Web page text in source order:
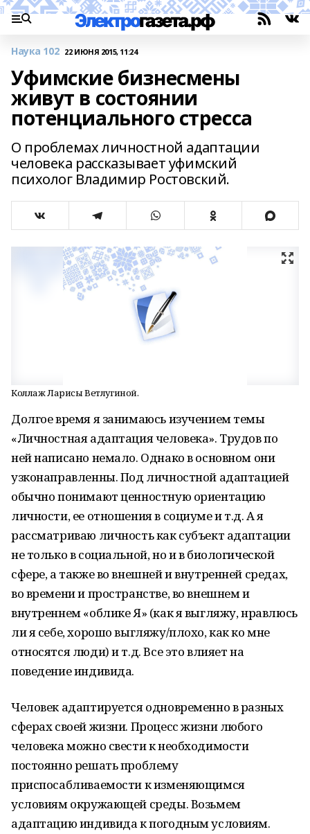
Наука 102 22 ИЮНЯ 2015, 11:24
Уфимские бизнесмены
живут в состоянии
потенциального стресса
О проблемах личностной адаптации
человека рассказывает уфимский
психолог Владимир Ростовский.
Коллаж Ларисы Ветлугиной.
Долгое время я занимаюсь изучением темы
«Личностная адаптация человека». Трудов по
ней написано немало. Однако в основном они
узконаправленны. Под личностной адаптацией
обычно понимают ценностную ориентацию
личности, ее отношения в социуме и т.д. А я
рассматриваю личность как субъект адаптации
не только в социальной, но и в биологической
сфере, а также во внешней и внутренней средах,
во времени и пространстве, во внешнем и
внутреннем «облике Я» (как я выгляжу, нравлюсь
ли я себе, хорошо выгляжу/плохо, как ко мне
относятся люди) и т.д. Все это влияет на
поведение индивида.
Человек адаптируется одновременно в разных
сферах своей жизни. Процесс жизни любого
человека можно свести к необходимости
постоянно решать проблему
приспосабливаемости к изменяющимся
условиям окружающей среды. Возьмем
адаптацию индивида к погодным условиям.